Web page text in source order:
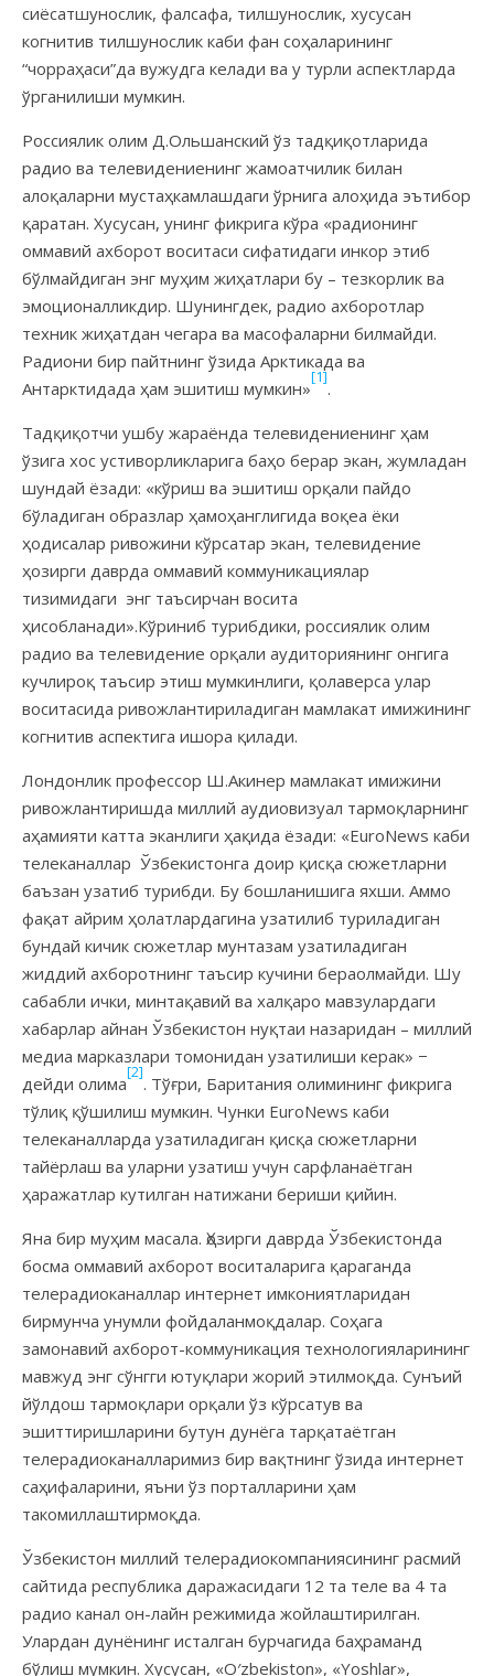
сиёсатшунослик, фалсафа, тилшунослик, хусусан
когнитив тилшунослик каби фан соҳаларининг
“чорраҳаси”да вужудга келади ва у турли аспектларда
ўрганилиши мумкин.
Россиялик олим Д.Ольшанский ўз тадқиқотларида
радио ва телевидениенинг жамоатчилик билан
алоқаларни мустаҳкамлашдаги ўрнига алоҳида эътибор
қаратан. Хусусан, унинг фикрига кўра «радионинг
оммавий ахборот воситаси сифатидаги инкор этиб
бўлмайдиган энг муҳим жиҳатлари бу – тезкорлик ва
эмоционалликдир. Шунингдек, радио ахборотлар
техник жиҳатдан чегара ва масофаларни билмайди.
Радиони бир пайтнинг ўзида Арктикада ва
Антарктидада ҳам эшитиш мумкин»
[1]
.
Тадқиқотчи ушбу жараёнда телевидениенинг ҳам
ўзига хос устиворликларига баҳо берар экан, жумладан
шундай ёзади: «кўриш ва эшитиш орқали пайдо
бўладиган образлар ҳамоҳанглигида воқеа ёки
ҳодисалар ривожини кўрсатар экан, телевидение
ҳозирги даврда оммавий коммуникациялар
тизимидаги энг таъсирчан восита
ҳисобланади».Кўриниб турибдики, россиялик олим
радио ва телевидение орқали аудиториянинг онгига
кучлироқ таъсир этиш мумкинлиги, қолаверса улар
воситасида ривожлантириладиган мамлакат имижининг
когнитив аспектига ишора қилади.
Лондонлик профессор Ш.Акинер мамлакат имижини
ривожлантиришда миллий аудиовизуал тармоқларнинг
аҳамияти катта эканлиги ҳақида ёзади: «EuroNews каби
телеканаллар Ўзбекистонга доир қисқа сюжетларни
баъзан узатиб турибди. Бу бошланишига яхши. Аммо
фақат айрим ҳолатлардагина узатилиб туриладиган
бундай кичик сюжетлар мунтазам узатиладиган
жиддий ахборотнинг таъсир кучини бераолмайди. Шу
сабабли ички, минтақавий ва халқаро мавзулардаги
хабарлар айнан Ўзбекистон нуқтаи назаридан – миллий
медиа марказлари томонидан узатилиши керак» −
дейди олима
[2]
. Тўғри, Баритания олимининг фикрига
тўлиқ қўшилиш мумкин. Чунки EuroNews каби
телеканалларда узатиладиган қисқа сюжетларни
тайёрлаш ва уларни узатиш учун сарфланаётган
ҳаражатлар кутилган натижани бериши қийин.
Яна бир муҳим масала. Ҳозирги даврда Ўзбекистонда
босма оммавий ахборот воситаларига қараганда
телерадиоканаллар интернет имкониятларидан
бирмунча унумли фойдаланмоқдалар. Соҳага
замонавий ахборот-коммуникация технологияларининг
мавжуд энг сўнгги ютуқлари жорий этилмоқда. Сунъий
йўлдош тармоқлари орқали ўз кўрсатув ва
эшиттиришларини бутун дунёга тарқатаётган
телерадиоканалларимиз бир вақтнинг ўзида интернет
саҳифаларини, яъни ўз порталларини ҳам
такомиллаштирмоқда.
Ўзбекистон миллий телерадиокомпаниясининг расмий
сайтида республика даражасидаги 12 та теле ва 4 та
радио канал он-лайн режимида жойлаштирилган.
Улардан дунёнинг исталган бурчагида баҳраманд
бўлиш мумкин. Хусусан, «O′zbekiston», «Yoshlar»,